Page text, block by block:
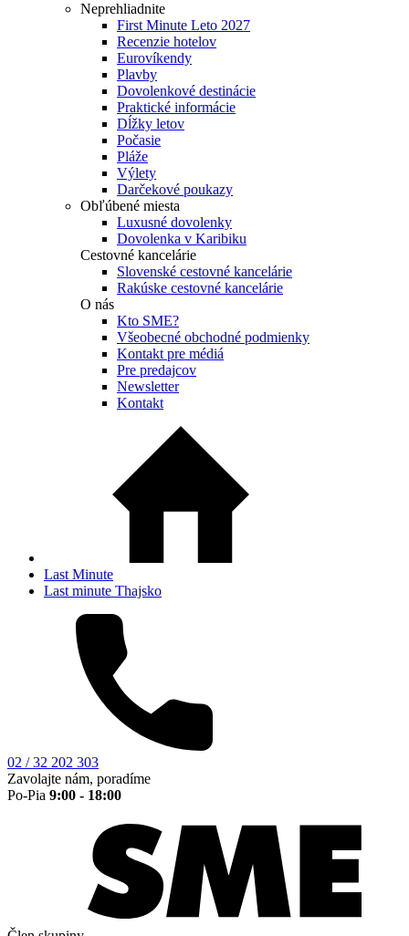
Neprehliadnite
First Minute Leto 2027
Recenzie hotelov
Eurovíkendy
Plavby
Dovolenkové destinácie
Praktické informácie
Dĺžky letov
Počasie
Pláže
Výlety
Darčekové poukazy
Obľúbené miesta
Luxusné dovolenky
Dovolenka v Karibiku
Cestovné kancelárie
Slovenské cestovné kancelárie
Rakúske cestovné kancelárie
O nás
Kto SME?
Všeobecné obchodné podmienky
Kontakt pre médiá
Pre predajcov
Newsletter
Kontakt
Last Minute
Last minute Thajsko
02 / 32 202 303
Zavolajte nám, poradíme
Po-Pia 9:00 - 18:00